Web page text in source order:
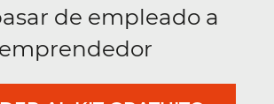
de empleado a
emprendedor